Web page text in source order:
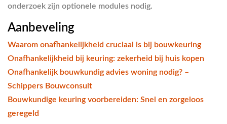
onderzoek zijn optionele modules nodig.
Aanbeveling
Waarom onafhankelijkheid cruciaal is bij bouwkeuring
Onafhankelijkheid bij keuring: zekerheid bij huis kopen
Onafhankelijk bouwkundig advies woning nodig? –
Schippers Bouwconsult
Bouwkundige keuring voorbereiden: Snel en zorgeloos
geregeld